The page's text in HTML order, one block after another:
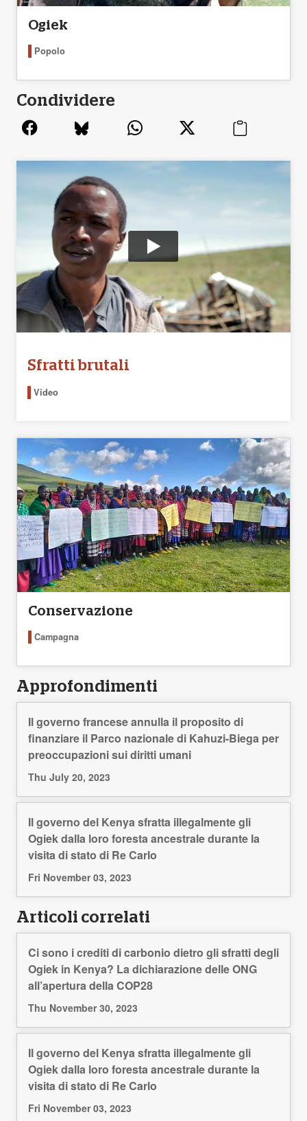
Ogiek
Popolo
Condividere
Sfratti brutali
Video
Conservazione
Campagna
Approfondimenti
Il governo francese annulla il proposito di
finanziare il Parco nazionale di Kahuzi-Biega per
preoccupazioni sui diritti umani
Thu July 20, 2023
Il governo del Kenya sfratta illegalmente gli
Ogiek dalla loro foresta ancestrale durante la
visita di stato di Re Carlo
Fri November 03, 2023
Articoli correlati
Ci sono i crediti di carbonio dietro gli sfratti degli
Ogiek in Kenya? La dichiarazione delle ONG
all’apertura della COP28
Thu November 30, 2023
Il governo del Kenya sfratta illegalmente gli
Ogiek dalla loro foresta ancestrale durante la
visita di stato di Re Carlo
Fri November 03, 2023